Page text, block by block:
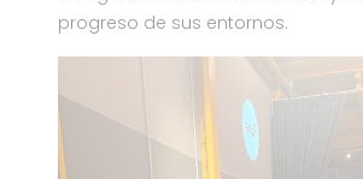
progreso de sus entornos.